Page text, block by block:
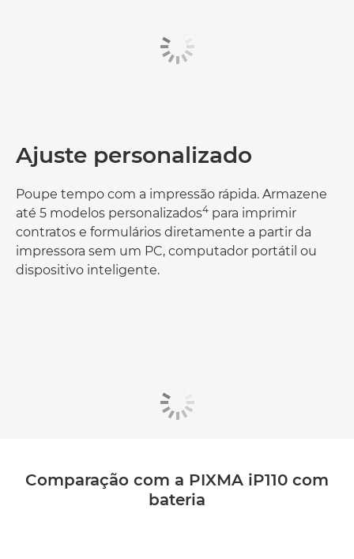
Ajuste personalizado
Poupe tempo com a impressão rápida. Armazene
até 5 modelos personalizados4 para imprimir
contratos e formulários diretamente a partir da
impressora sem um PC, computador portátil ou
dispositivo inteligente.
Comparação com a PIXMA iP110 com
bateria